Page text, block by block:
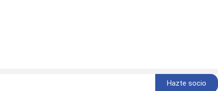
Hazte socio